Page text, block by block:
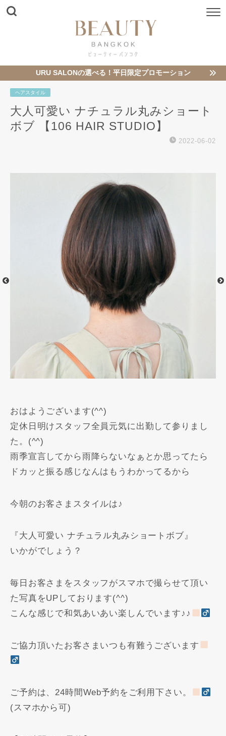
URU SALONの選べる！平日限定プロモーション
ヘアスタイル
大人可愛い ナチュラル丸みショート
ボブ 【106 HAIR STUDIO】
2022-06-02
おはようございます(^^)
定休日明けスタッフ全員元気に出勤して参りまし
た。(^^)
雨季宣言してから雨降らないなぁとか思ってたら
ドカッと振る感じなんはもうわかってるから
今朝のお客さまスタイルは♪
『大人可愛い ナチュラル丸みショートボブ』
いかがでしょう？
毎日お客さまをスタッフがスマホで撮らせて頂い
た写真をUPしております(^^)
こんな感じで和気あいあい楽しんでいます♪♪
ご協力頂いたお客さまいつも有難うございます
ご予約は、24時間Web予約をご利用下さい。
(スマホから可)